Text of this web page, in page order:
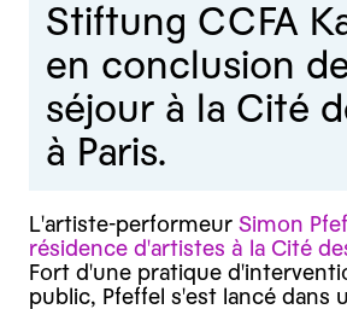
Stiftung CCFA
en conclusion
séjour à la Cité
à Paris.
L'artiste-performeur Simon
résidence d'artistes à la Cité
Fort d'une pratique
public, Pfeffel s'est lancé dans